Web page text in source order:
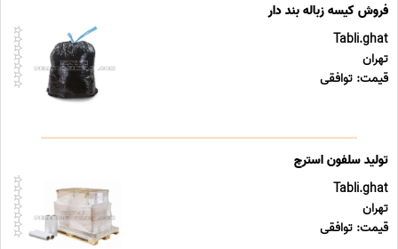
فروش کیسه زباله بند دار
Tabli.ghat
تهران
قیمت: توافقی
تولید سلفون استرچ
Tabli.ghat
تهران
قیمت: توافقی